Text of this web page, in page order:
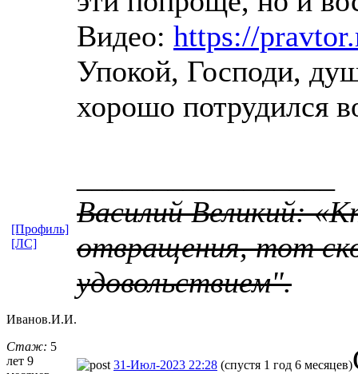
Видео: https://
Упокой, Господи,
хорошо потрудился
Василий Великий:
отвращения, тот
удовольствием".
[Профиль]
[ЛС]
Иванов.И.И.
Стаж: 5
лет 9
31-Июл-2023 22:28 (спустя 1 год 6 месяцев)